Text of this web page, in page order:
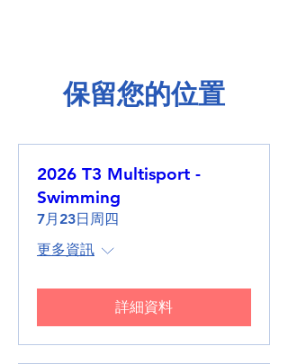
保留您的位置
2026 T3 Multisport -
Swimming
7月23日周四
更多資訊
詳細資料